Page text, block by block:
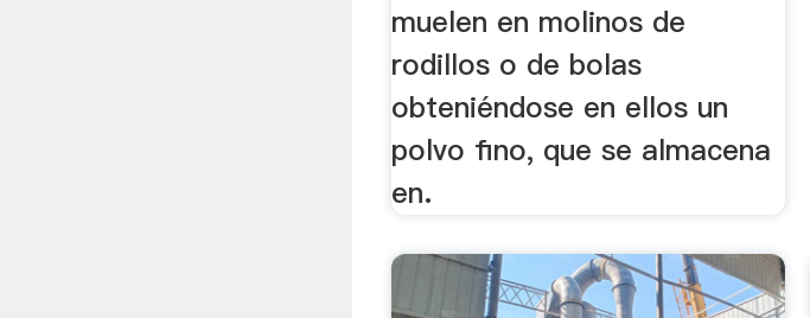
muelen en molinos de
rodillos o de bolas
obteniéndose en ellos un
polvo fino, que se almacena
en.